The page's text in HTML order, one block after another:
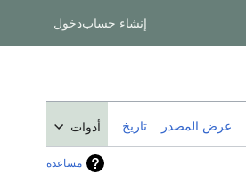
إنشاء حسابدخول
عرض المصدر تاريخ أدوات
مساعدة